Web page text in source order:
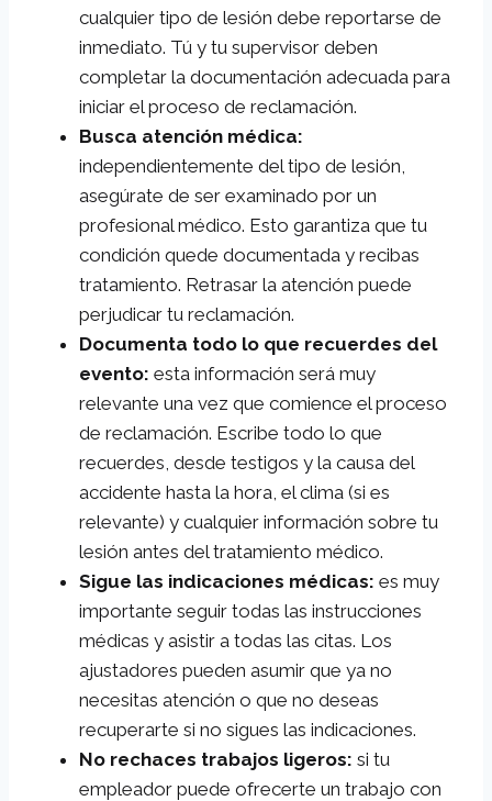
cualquier tipo de lesión debe reportarse de
inmediato. Tú y tu supervisor deben
completar la documentación adecuada para
iniciar el proceso de reclamación.
Busca atención médica:
independientemente del tipo de lesión,
asegúrate de ser examinado por un
profesional médico. Esto garantiza que tu
condición quede documentada y recibas
tratamiento. Retrasar la atención puede
perjudicar tu reclamación.
Documenta todo lo que recuerdes del
evento: esta información será muy
relevante una vez que comience el proceso
de reclamación. Escribe todo lo que
recuerdes, desde testigos y la causa del
accidente hasta la hora, el clima (si es
relevante) y cualquier información sobre tu
lesión antes del tratamiento médico.
Sigue las indicaciones médicas: es muy
importante seguir todas las instrucciones
médicas y asistir a todas las citas. Los
ajustadores pueden asumir que ya no
necesitas atención o que no deseas
recuperarte si no sigues las indicaciones.
No rechaces trabajos ligeros: si tu
empleador puede ofrecerte un trabajo con